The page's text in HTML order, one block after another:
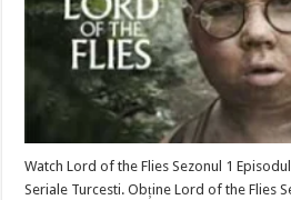
Watch Lord of the Flies Sezonul 1
Seriale Turcesti. Obține Lord of the Flies